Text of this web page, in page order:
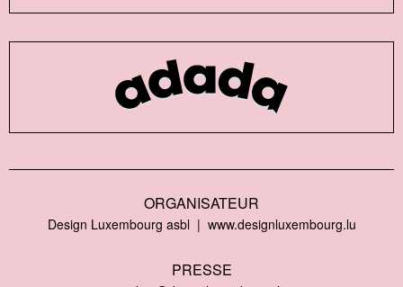
ORGANISATEUR
Design Luxembourg asbl www.designluxembourg.lu
PRESSE